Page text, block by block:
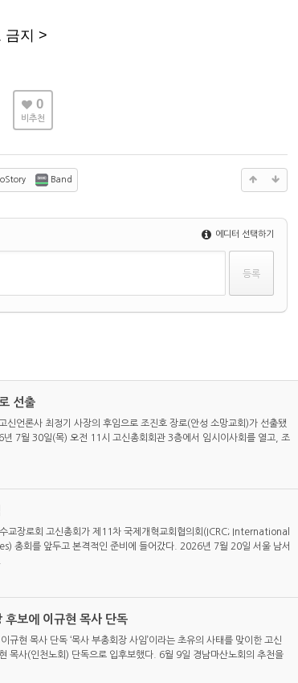
금지 >
0
비추천
Band
에디터 선택하기
선출
신언론사 최정기 사장의 후임으로 조진호 장로(안성 소망교회)가 선출됐
7월 30일(목) 오전 11시 고신총회회관 3층에서 임시이사회를 열고, 조
교장로회 고신총회가 제11차 국제개혁교회협의회(ICRC; International
회를 앞두고 본격적인 준비에 들어갔다. 2026년 7월 20일 서울 남서
보에 이규현 목사 단독
현 목사 단독 ‘목사 부총회장 사임’이라는 초유의 사태를 맞이한 고신
목사(인천노회) 단독으로 입후보했다. 6월 9일 경남마산노회의 추천을